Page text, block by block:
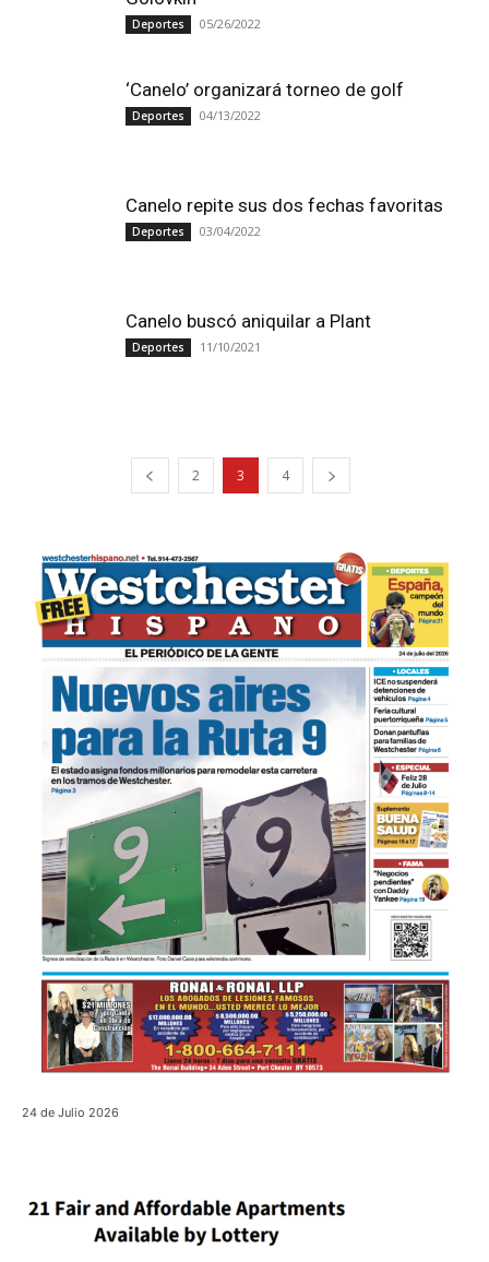
Deportes 05/26/2022
‘Canelo’ organizará torneo de golf
Deportes 04/13/2022
Canelo repite sus dos fechas favoritas
Deportes 03/04/2022
Canelo buscó aniquilar a Plant
Deportes 11/10/2021
2 3 4
24 de Julio 2026